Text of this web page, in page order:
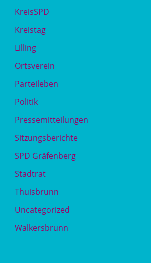
KreisSPD
Kreistag
Lilling
Ortsverein
Parteileben
Politik
Pressemitteilungen
Sitzungsberichte
SPD Gräfenberg
Stadtrat
Thuisbrunn
Uncategorized
Walkersbrunn